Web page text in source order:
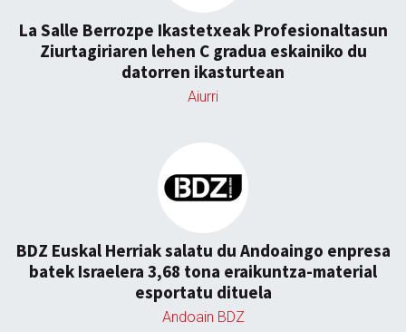
La Salle Berrozpe Ikastetxeak Profesionaltasun
Ziurtagiriaren lehen C gradua eskainiko du
datorren ikasturtean
Aiurri
BDZ Euskal Herriak salatu du Andoaingo enpresa
batek Israelera 3,68 tona eraikuntza-material
esportatu dituela
Andoain BDZ